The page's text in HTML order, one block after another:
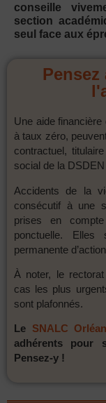
conseille
section
seul face aux
Une aide financière
à taux zéro,
contractuel,
social de la
Accidents de la
consécutif à une
prises en
ponctuelle. Elles
permanente
À noter, le
cas les plus
sont plafonnés.
Le SNALC
adhérents pour
Pensez-y !